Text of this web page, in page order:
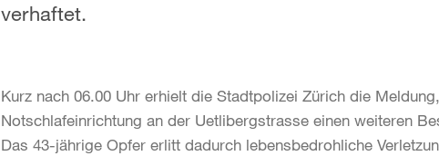
verhaftet.
Kurz nach 06.00 Uhr erhielt die Stadtpolizei Zürich die
Notschlafeinrichtung an der Uetlibergstrasse einen weiteren
Das 43-jährige Opfer erlitt dadurch lebensbedrohliche